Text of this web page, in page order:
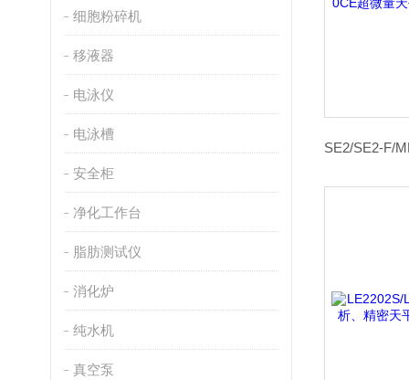
细胞粉碎机
移液器
电泳仪
电泳槽
安全柜
净化工作台
脂肪测试仪
消化炉
纯水机
真空泵